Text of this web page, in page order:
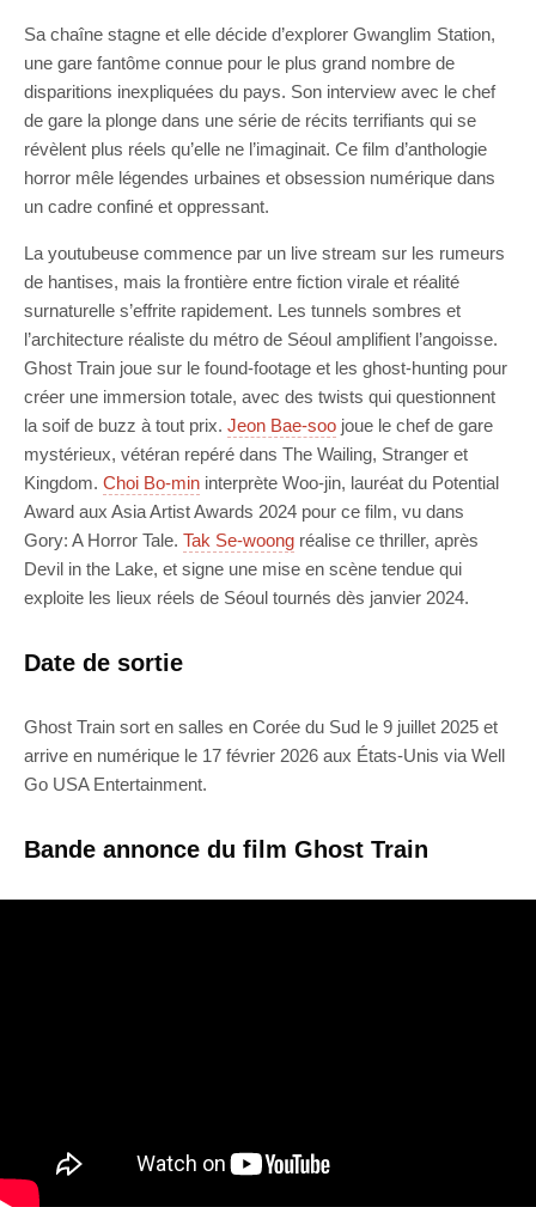
Sa chaîne stagne et elle décide d’explorer Gwanglim Station,
une gare fantôme connue pour le plus grand nombre de
disparitions inexpliquées du pays. Son interview avec le chef
de gare la plonge dans une série de récits terrifiants qui se
révèlent plus réels qu’elle ne l’imaginait. Ce film d’anthologie
horror mêle légendes urbaines et obsession numérique dans
un cadre confiné et oppressant.
La youtubeuse commence par un live stream sur les rumeurs
de hantises, mais la frontière entre fiction virale et réalité
surnaturelle s’effrite rapidement. Les tunnels sombres et
l’architecture réaliste du métro de Séoul amplifient l’angoisse.
Ghost Train joue sur le found-footage et les ghost-hunting pour
créer une immersion totale, avec des twists qui questionnent
la soif de buzz à tout prix. Jeon Bae-soo joue le chef de gare
mystérieux, vétéran repéré dans The Wailing, Stranger et
Kingdom. Choi Bo-min interprète Woo-jin, lauréat du Potential
Award aux Asia Artist Awards 2024 pour ce film, vu dans
Gory: A Horror Tale. Tak Se-woong réalise ce thriller, après
Devil in the Lake, et signe une mise en scène tendue qui
exploite les lieux réels de Séoul tournés dès janvier 2024.
Date de sortie
Ghost Train sort en salles en Corée du Sud le 9 juillet 2025 et
arrive en numérique le 17 février 2026 aux États-Unis via Well
Go USA Entertainment.
Bande annonce du film Ghost Train